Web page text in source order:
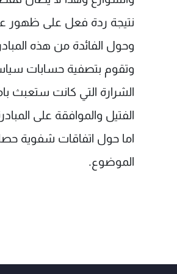
نتيجة ردة فعل على ظهور
وحول الفائدة من هذه
وتقوم بتصفية حسابات
الشرارة التي كانت ستعبث
الفتيل والموافقة على
اما حول اتفاقات شفوية
الموضوع.